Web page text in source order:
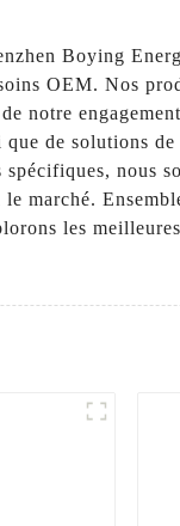
Boying
OEM. Nos
notre
de solutions de
nous
marché.
les